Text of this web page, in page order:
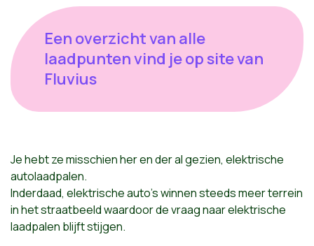
Een overzicht van alle
laadpunten vind je op site van
Fluvius
Je hebt ze misschien her en der al gezien, elektrische
autolaadpalen.
Inderdaad, elektrische auto’s winnen steeds meer terrein
in het straatbeeld waardoor de vraag naar elektrische
laadpalen blijft stijgen.